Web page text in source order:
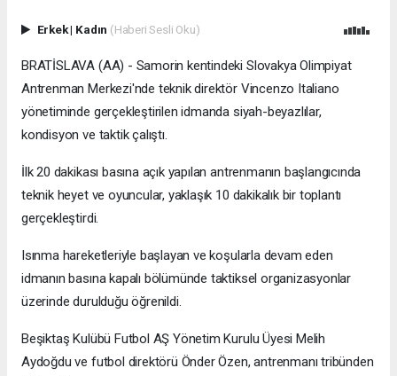
Erkek| Kadın (Haberi Sesli Oku)
BRATİSLAVA (AA) - Samorin kentindeki Slovakya Olimpiyat
Antrenman Merkezi'nde teknik direktör Vincenzo Italiano
yönetiminde gerçekleştirilen idmanda siyah-beyazlılar,
kondisyon ve taktik çalıştı.
İlk 20 dakikası basına açık yapılan antrenmanın başlangıcında
teknik heyet ve oyuncular, yaklaşık 10 dakikalık bir toplantı
gerçekleştirdi.
Isınma hareketleriyle başlayan ve koşularla devam eden
idmanın basına kapalı bölümünde taktiksel organizasyonlar
üzerinde durulduğu öğrenildi.
Beşiktaş Kulübü Futbol AŞ Yönetim Kurulu Üyesi Melih
Aydoğdu ve futbol direktörü Önder Özen, antrenmanı tribünden